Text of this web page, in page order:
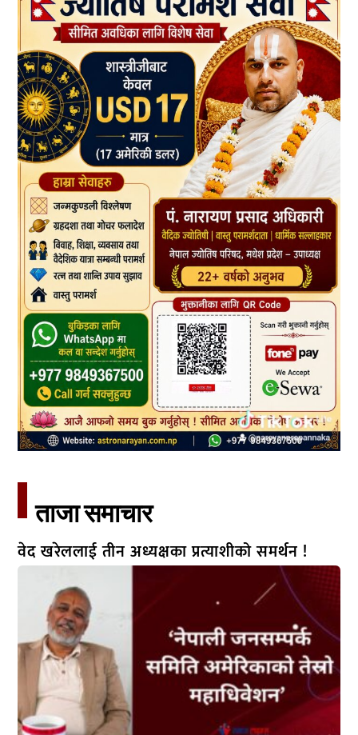
ताजा समाचार​
वेद खरेललाई तीन अध्यक्षका प्रत्याशीको समर्थन !